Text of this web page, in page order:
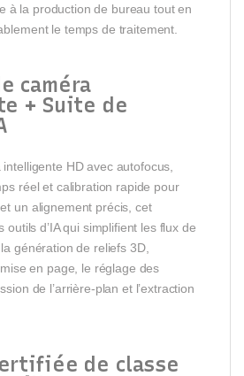
à la production de bureau tout en
le temps de traitement.
caméra
+ Suite de
intelligente HD avec autofocus,
réel et calibration rapide pour
un alignement précis, cet
outils d’IA qui simplifient les flux de
génération de reliefs 3D,
en page, le réglage des
de l’arrière-plan et l’extraction
de classe